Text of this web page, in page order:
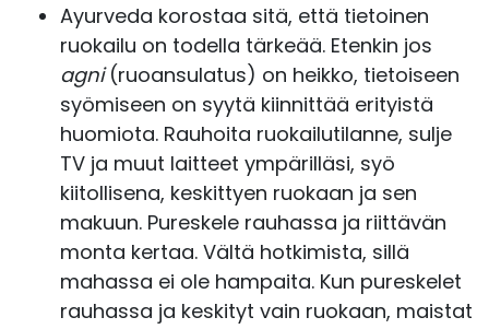
Ayurveda korostaa sitä, että tietoinen
ruokailu on todella tärkeää. Etenkin jos
agni(ruoansulatus) on heikko, tietoiseen
syömiseen on syytä kiinnittää erityistä
huomiota. Rauhoita ruokailutilanne, sulje
TV ja muut laitteet ympärilläsi, syö
kiitollisena, keskittyen ruokaan ja sen
makuun. Pureskele rauhassa ja riittävän
monta kertaa. Vältä hotkimista, sillä
mahassa ei ole hampaita. Kun pureskelet
rauhassa ja keskityt vain ruokaan, maistat